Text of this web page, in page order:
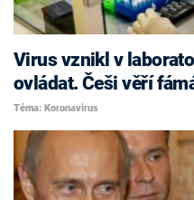
Virus vznikl v
ovládat. Češi věří
Téma: Koronavirus